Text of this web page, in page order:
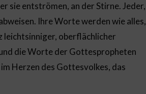
sie entströmen, an der Stirne. Jeder,
Ihre Worte werden wie alles,
leichtsinniger, oberflächlicher
die Worte der Gottespropheten
Herzen des Gottesvolkes, das